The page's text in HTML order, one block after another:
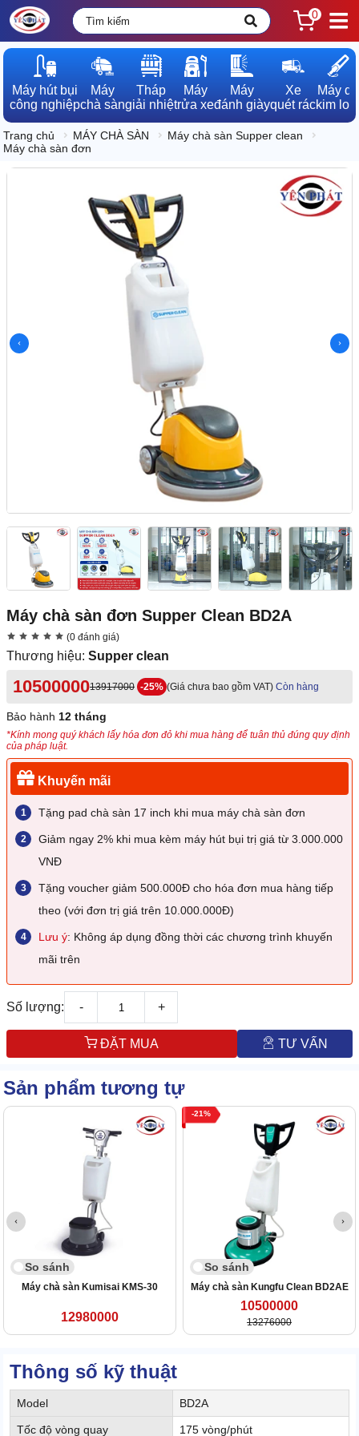
0
Máy hút bụi
công nghiệp
Máy
chà sàn
Tháp
giải nhiệt
Máy
rửa xe
Máy
đánh giày
Xe
quét rác
Máy dò
kim loại
Trang chủ MÁY CHÀ SÀN
Máy chà sàn Supper clean
Máy chà sàn đơn
Máy chà sàn đơn Supper Clean BD2A
(0 đánh giá)
Thương hiệu: Supper clean
1050000013917000 -25% (Giá chưa bao gồm VAT) Còn hàng
Bảo hành 12 tháng
*Kính mong quý khách lấy hóa đơn đỏ khi mua hàng để tuân thủ đúng quy định
của pháp luật.
Khuyến mãi
Tặng pad chà sàn 17 inch khi mua máy chà sàn đơn
Giảm ngay 2% khi mua kèm máy hút bụi trị giá từ 3.000.000
VNĐ
Tặng voucher giảm 500.000Đ cho hóa đơn mua hàng tiếp
theo (với đơn trị giá trên 10.000.000Đ)
Lưu ý: Không áp dụng đồng thời các chương trình khuyến
mãi trên
Số lượng: - +
ĐẶT MUA TƯ VẤN
Sản phẩm tương tự
So sánh
Máy chà sàn Kumisai KMS-30
12980000
21
So sánh
Máy chà sàn Kungfu Clean BD2AE
10500000
13276000
Thông số kỹ thuật
Model BD2A
Tốc độ vòng quay 175 vòng/phút